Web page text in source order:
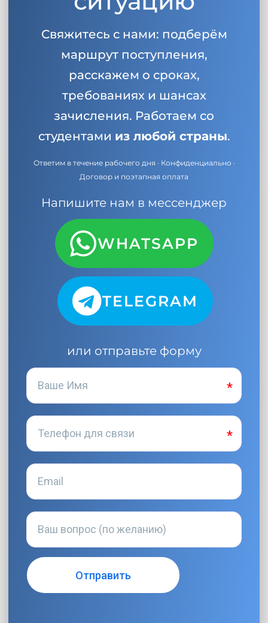
Свяжитесь с нами: подберём
маршрут поступления,
расскажем о сроках,
требованиях и шансах
зачисления. Работаем со
студентами из любой страны.
Ответим в течение рабочего дня · Конфиденциально ·
Договор и поэтапная оплата
Напишите нам в мессенджер
WHATSAPP
TELEGRAM
или отправьте форму